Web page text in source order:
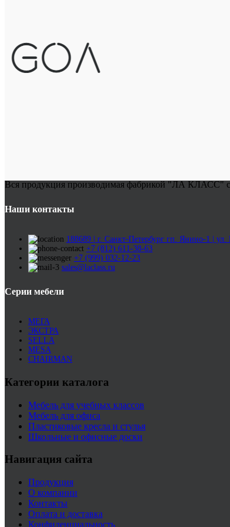
Вся продукция производимая фабрикой "ЛА КЛАСС"
Наши контакты
188689 | г. Санкт-Петербург гп. Янино-1 |
+7 (812) 611-38-63
+7 (999) 032-12-23
sales@laclass.ru
Серии мебели
МЕГА
ЭКСТРА
SELLA
MESA
CHAIRMAN
Категории каталога
Мебель для учебных классов
Мебель для офиса
Пластиковые кресла и стулья
Школьные и офисные доски
Навигация сайта
Продукция
О компании
Контакты
Оплата и доставка
Конфиденциальность